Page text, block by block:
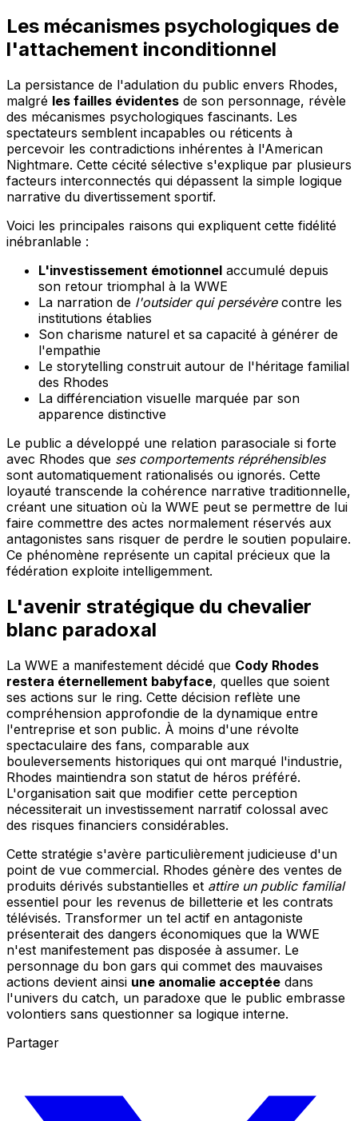
Les mécanismes psychologiques de
l'attachement inconditionnel
La persistance de l'adulation du public envers Rhodes,
malgré les failles évidentes de son personnage, révèle
des mécanismes psychologiques fascinants. Les
spectateurs semblent incapables ou réticents à
percevoir les contradictions inhérentes à l'American
Nightmare. Cette cécité sélective s'explique par plusieurs
facteurs interconnectés qui dépassent la simple logique
narrative du divertissement sportif.
Voici les principales raisons qui expliquent cette fidélité
inébranlable :
L'investissement émotionnel accumulé depuis
son retour triomphal à la WWE
La narration de l'outsider qui persévèrecontre les
institutions établies
Son charisme naturel et sa capacité à générer de
l'empathie
Le storytelling construit autour de l'héritage familial
des Rhodes
La différenciation visuelle marquée par son
apparence distinctive
Le public a développé une relation parasociale si forte
avec Rhodes que ses comportements répréhensibles
sont automatiquement rationalisés ou ignorés. Cette
loyauté transcende la cohérence narrative traditionnelle,
créant une situation où la WWE peut se permettre de lui
faire commettre des actes normalement réservés aux
antagonistes sans risquer de perdre le soutien populaire.
Ce phénomène représente un capital précieux que la
fédération exploite intelligemment.
L'avenir stratégique du chevalier
blanc paradoxal
La WWE a manifestement décidé que Cody Rhodes
restera éternellement babyface, quelles que soient
ses actions sur le ring. Cette décision reflète une
compréhension approfondie de la dynamique entre
l'entreprise et son public. À moins d'une révolte
spectaculaire des fans, comparable aux
bouleversements historiques qui ont marqué l'industrie,
Rhodes maintiendra son statut de héros préféré.
L'organisation sait que modifier cette perception
nécessiterait un investissement narratif colossal avec
des risques financiers considérables.
Cette stratégie s'avère particulièrement judicieuse d'un
point de vue commercial. Rhodes génère des ventes de
produits dérivés substantielles et attire un public familial
essentiel pour les revenus de billetterie et les contrats
télévisés. Transformer un tel actif en antagoniste
présenterait des dangers économiques que la WWE
n'est manifestement pas disposée à assumer. Le
personnage du bon gars qui commet des mauvaises
actions devient ainsi une anomalie acceptée dans
l'univers du catch, un paradoxe que le public embrasse
volontiers sans questionner sa logique interne.
Partager